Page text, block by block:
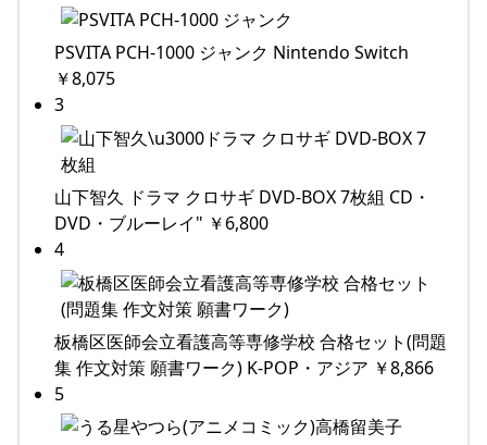
PSVITA PCH-1000 ジャンク Nintendo Switch
￥8,075
3
山下智久 ドラマ クロサギ DVD-BOX 7枚組 CD・
DVD・ブルーレイ" ￥6,800
4
板橋区医師会立看護高等専修学校 合格セット(問題
集 作文対策 願書ワーク) K-POP・アジア ￥8,866
5